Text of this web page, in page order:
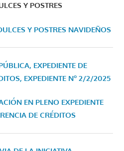
Y POSTRES
Y POSTRES NAVIDEÑOS
EXPEDIENTE DE
EXPEDIENTE Nº 2/2/2025
EN PLENO EXPEDIENTE
DE CRÉDITOS